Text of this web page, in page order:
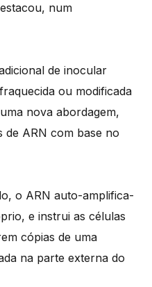
num
de inocular
ou modificada
nova abordagem,
de ARN com base no
o ARN auto-amplifica-
e instrui as células
cópias de uma
na parte externa do